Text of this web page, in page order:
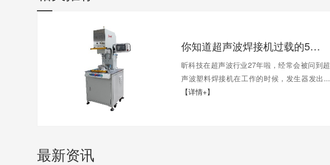
你知道超声波焊接机过载的5种情况吗
昕科技在超声波行业27年啦，经常会被问到超
声波塑料焊接机在工作的时候，发生器发出...
【详情+】
最新资讯